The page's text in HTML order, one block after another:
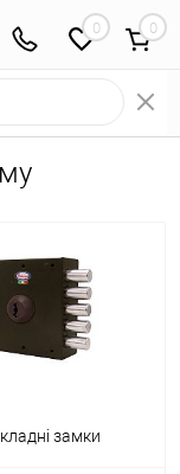
0
замки